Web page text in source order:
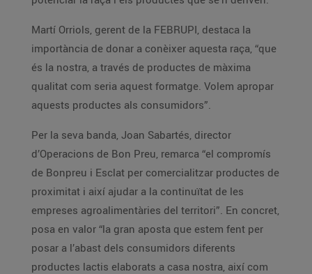
Martí Orriols, gerent de la FEBRUPI, destaca la
importància de donar a conèixer aquesta raça, “que
és la nostra, a través de productes de màxima
qualitat com seria aquest formatge. Volem apropar
aquests productes als consumidors”.
Per la seva banda, Joan Sabartés, director
d’Operacions de Bon Preu, remarca “el compromís
de Bonpreu i Esclat per comercialitzar productes de
proximitat i així ajudar a la continuïtat de les
empreses agroalimentàries del territori”. En concret,
posa en valor “la gran aposta que estem fent per
posar a l’abast dels consumidors diferents
productes lactis elaborats a casa nostra, així com